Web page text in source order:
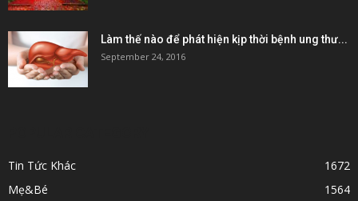
Làm thế nào để phát hiện kịp thời bệnh ung thư...
September 24, 2016
Tin Tức Khác
1672
Mẹ&Bé
1564